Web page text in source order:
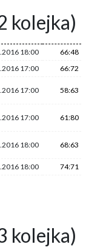
kolejka)
18:00
66:48
17:00
66:72
17:00 58:63
17:00 61:80
18:00 68:63
18:00 74:71
kolejka)